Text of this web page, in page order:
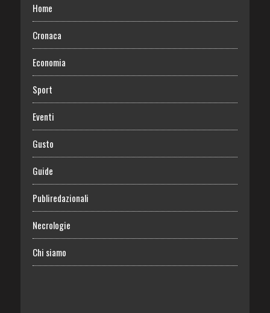
Home
Cronaca
Economia
Sport
Eventi
Gusto
Guide
Publiredazionali
Necrologie
Chi siamo